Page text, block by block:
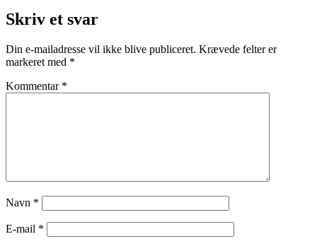
Skriv et svar
Din e-mailadresse vil ikke blive publiceret. Krævede felter er
markeret med *
Kommentar *
Navn *
E-mail *